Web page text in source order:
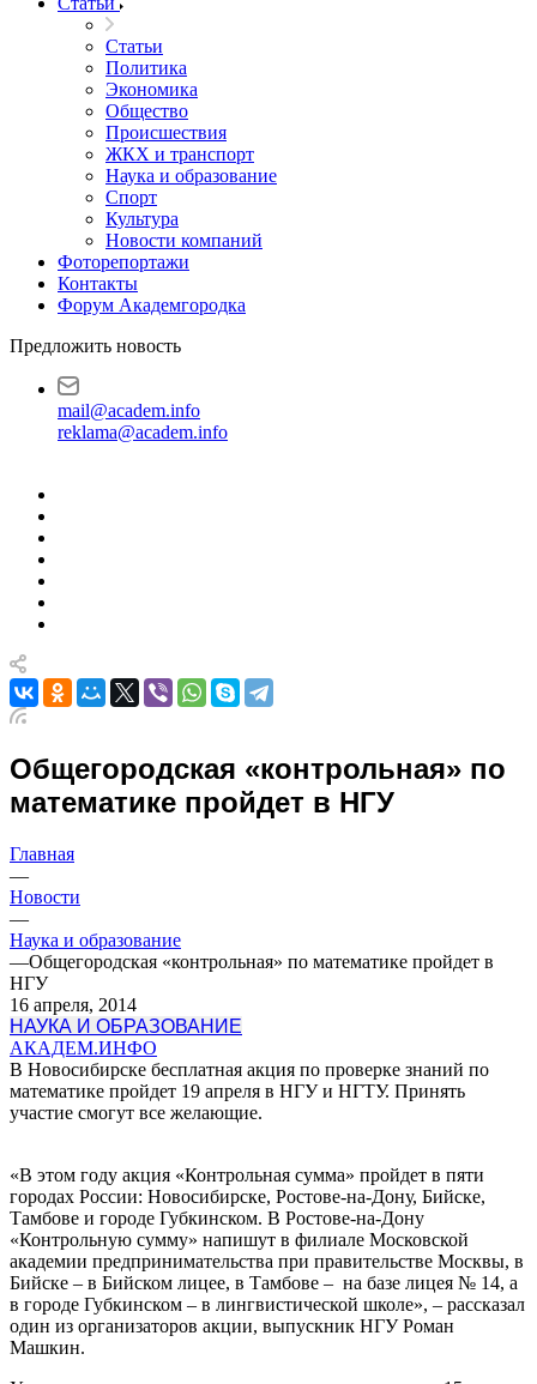
Статьи
Политика
Экономика
Общество
Происшествия
ЖКХ и транспорт
Наука и образование
Спорт
Культура
Новости компаний
Фоторепортажи
Контакты
Форум Академгородка
Предложить новость
mail@academ.info
reklama@academ.info
Общегородская «контрольная» по
математике пройдет в НГУ
Главная
—
Новости
—
Наука и образование
—Общегородская «контрольная» по математике пройдет в
НГУ
16 апреля, 2014
НАУКА И ОБРАЗОВАНИЕ
АКАДЕМ.ИНФО
В Новосибирске бесплатная акция по проверке знаний по
математике пройдет 19 апреля в НГУ и НГТУ. Принять
участие смогут все желающие.
«В этом году акция «Контрольная сумма» пройдет в пяти
городах России: Новосибирске, Ростове-на-Дону, Бийске,
Тамбове и городе Губкинском. В Ростове-на-Дону
«Контрольную сумму» напишут в филиале Московской
академии предпринимательства при правительстве Москвы, в
Бийске – в Бийском лицее, в Тамбове – на базе лицея № 14, а
в городе Губкинском – в лингвистической школе», – рассказал
один из организаторов акции, выпускник НГУ Роман
Машкин.